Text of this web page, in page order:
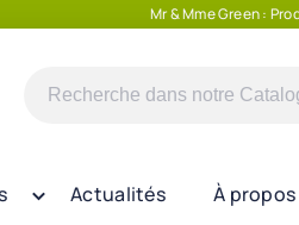
Mr & Mme Green :
Recherche
Actualités À propos